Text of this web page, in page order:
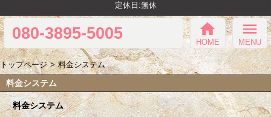
定休日:無休
080-3895-5005 home
HOME
menu
MENU
トップページ 料金システム
料金システム
料金システム